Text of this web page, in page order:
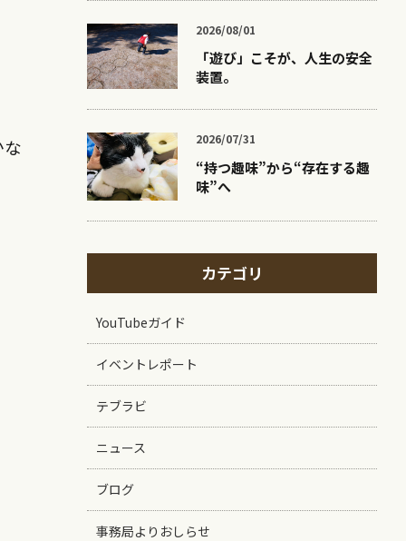
2026/08/01
「遊び」こそが、人生の安全
装置。
2026/07/31
“持つ趣味”から“存在する趣
味”へ
カテゴリ
YouTubeガイド
イベントレポート
テブラビ
ニュース
ブログ
事務局よりおしらせ